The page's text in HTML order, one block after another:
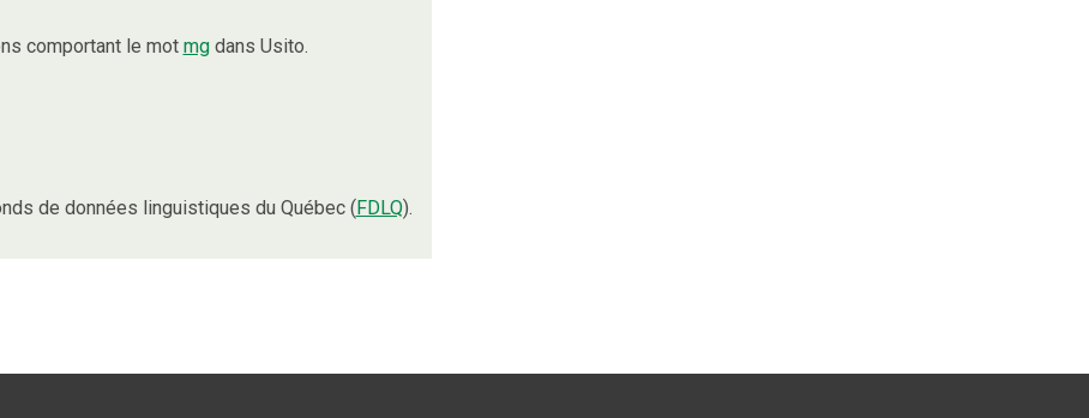
comportant le mot mgdans Usito.
de données linguistiques du Québec (FDLQ).